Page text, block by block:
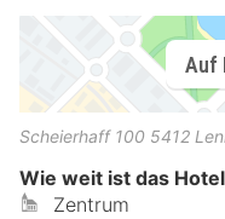
Auf
Scheierhaff 100 5412
Wie weit ist das
Zentrum